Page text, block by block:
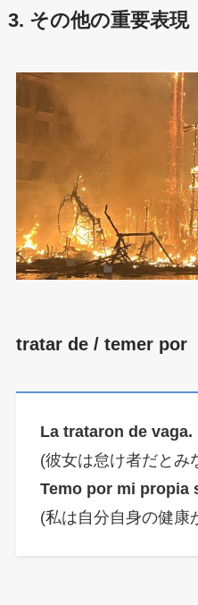
3. その他の重要表現
tratar de / temer por
La trataron de vaga.
(彼女は怠け者だとみ
Temo por mi propia
(私は自分自身の健康